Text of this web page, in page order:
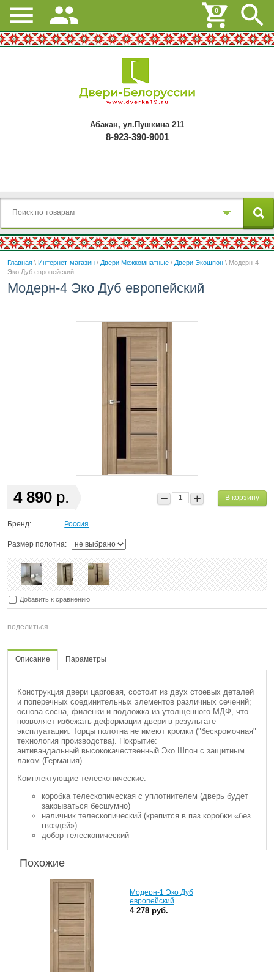
Абакан, ул.Пушкина 211
8-923-390-9001
Главная \ Интернет-магазин \ Двери Межкомнатные \ Двери Экошпон \ Модерн-4
Эко Дуб европейский
Модерн-4 Эко Дуб европейский
4 890 р. В корзину
Бренд: Россия
Размер полотна:
Добавить к сравнению
поделиться
Описание Параметры
Конструкция двери царговая, состоит из двух стоевых деталей
и поперечных соединительных элементов различных сечений;
основа сосна, филенки и подложка из утолщенного МДФ, что
позволяет избежать деформации двери в результате
эксплуатации. Торцы полотна не имеют кромки ("бескромочная"
технология производства). Покрытие:
антивандальный высококачественный Эко Шпон с защитным
лаком (Германия).
Комплектующие телескопические:
коробка телескопическая с уплотнителем (дверь будет
закрываться бесшумно)
наличник телескопический (крепится в паз коробки «без
гвоздей»)
добор телескопический
Похожие
Модерн-1 Эко Дуб
европейский
4 278 руб.
0